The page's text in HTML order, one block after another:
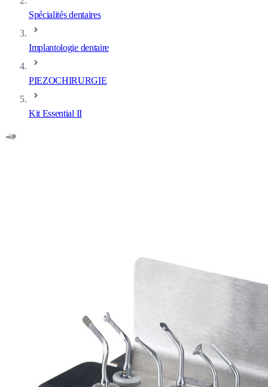
Spécialités dentaires
Implantologie dentaire
PIEZOCHIRURGIE
Kit Essential II